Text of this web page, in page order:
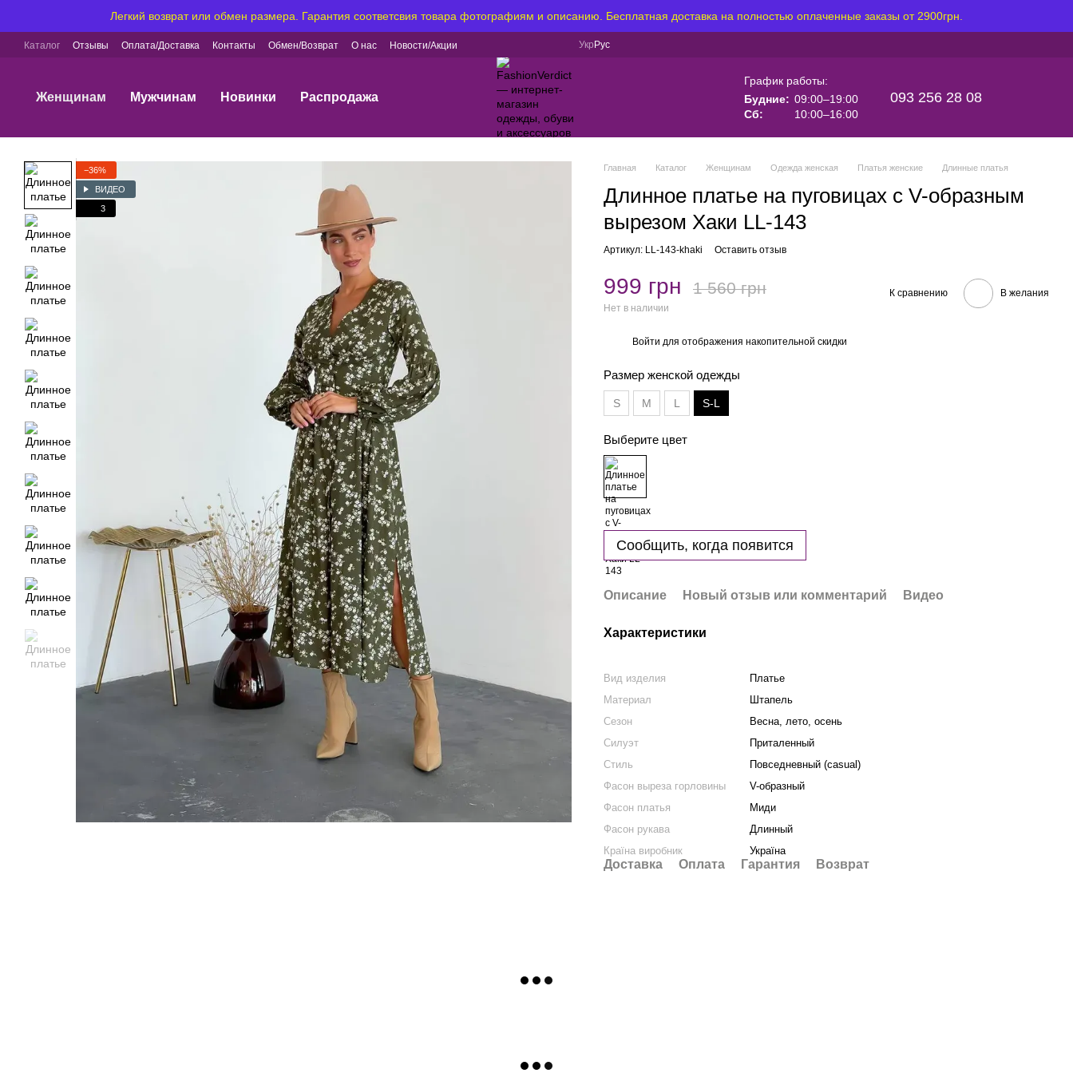
Перейти к основному контентуЛегкий возврат или обмен размера. Гарантия соответсвия товара фотографиям и описанию. Бесплатная доставка на полностью оплаченные заказы от 2900грн.
Каталог Отзывы Оплата/Доставка Контакты Обмен/Возврат О нас Новости/Акции Укр Рус
Женщинам Мужчинам Новинки Распродажа
График работы:
Будние: 09:00–19:00
Сб:
10:00–16:00
093 256 28 08
−36%
ВИДЕО
3
Главная Каталог Женщинам Одежда женская Платья женские Длинные платья
Длинное платье на пуговицах с V-образным
вырезом Хаки LL-143
Артикул: LL-143-khaki Оставить отзыв
999 грн 1 560 грн
Нет в наличии
К сравнению В желания
Войти для отображения накопительной скидки
Размер женской одежды
S M L S-L
Выберите цвет
Сообщить, когда появится
Описание Новый отзыв или комментарий Видео
Характеристики
Вид изделия
Платье
Материал
Штапель
Сезон
Весна, лето, осень
Силуэт
Приталенный
Стиль
Повседневный (casual)
Фасон выреза горловины
V-образный
Фасон платья
Миди
Фасон рукава
Длинный
Країна виробник
Україна
Доставка Оплата Гарантия Возврат